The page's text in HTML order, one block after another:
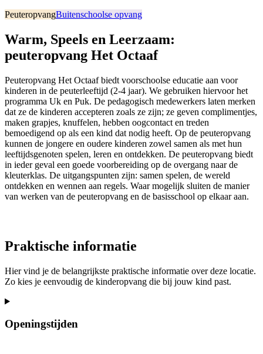
PeuteropvangBuitenschoolse opvang
Warm, Speels en Leerzaam:
peuteropvang Het Octaaf
Peuteropvang Het Octaaf biedt voorschoolse educatie aan voor
kinderen in de peuterleeftijd (2-4 jaar). We gebruiken hiervoor het
programma Uk en Puk. De pedagogisch medewerkers laten merken
dat ze de kinderen accepteren zoals ze zijn; ze geven complimentjes,
maken grapjes, knuffelen, hebben oogcontact en treden
bemoedigend op als een kind dat nodig heeft. Op de peuteropvang
kunnen de jongere en oudere kinderen zowel samen als met hun
leeftijdsgenoten spelen, leren en ontdekken. De peuteropvang biedt
in ieder geval een goede voorbereiding op de overgang naar de
kleuterklas. De uitgangspunten zijn: samen spelen, de wereld
ontdekken en wennen aan regels. Waar mogelijk sluiten de manier
van werken van de peuteropvang en de basisschool op elkaar aan.
Praktische informatie
Hier vind je de belangrijkste praktische informatie over deze locatie.
Zo kies je eenvoudig de kinderopvang die bij jouw kind past.
Openingstijden